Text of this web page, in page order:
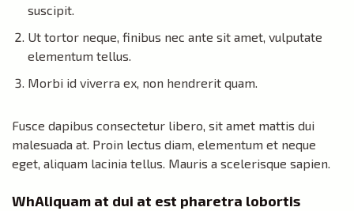
suscipit.
Ut tortor neque, finibus nec ante sit amet, vulputate
elementum tellus.
Morbi id viverra ex, non hendrerit quam.
Fusce dapibus consectetur libero, sit amet mattis dui
malesuada at. Proin lectus diam, elementum et neque
eget, aliquam lacinia tellus. Mauris a scelerisque sapien.
WhAliquam at dui at est pharetra lobortis